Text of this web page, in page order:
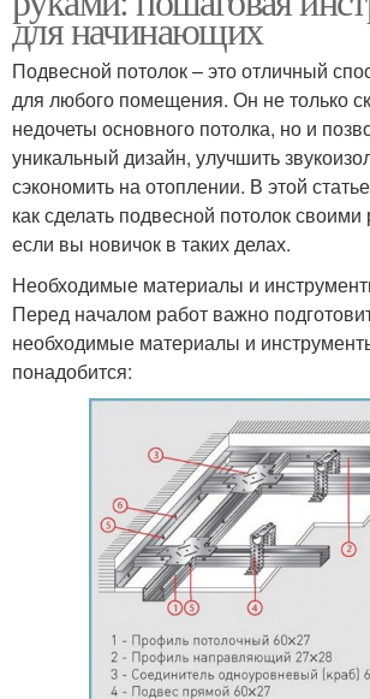
для начинающих
Подвесной потолок – это отличный
для любого помещения. Он не только
недочеты основного потолка, но и
уникальный дизайн, улучшить
сэкономить на отоплении. В этой
как сделать подвесной потолок
если вы новичок в таких делах.
Необходимые материалы и
Перед началом работ важно
необходимые материалы и
понадобится: